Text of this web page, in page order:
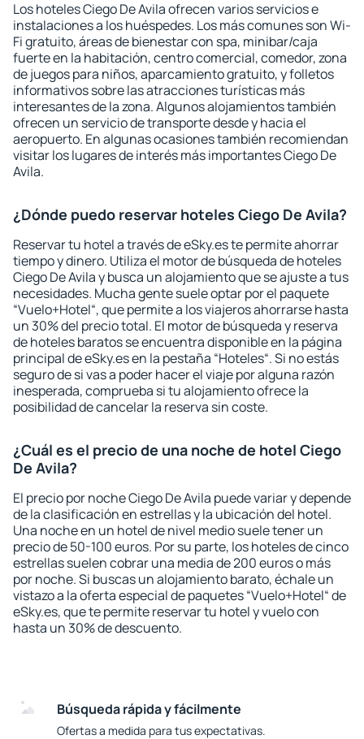
Los hoteles Ciego De Avila ofrecen varios servicios e
instalaciones a los huéspedes. Los más comunes son Wi-
Fi gratuito, áreas de bienestar con spa, minibar/caja
fuerte en la habitación, centro comercial, comedor, zona
de juegos para niños, aparcamiento gratuito, y folletos
informativos sobre las atracciones turísticas más
interesantes de la zona. Algunos alojamientos también
ofrecen un servicio de transporte desde y hacia el
aeropuerto. En algunas ocasiones también recomiendan
visitar los lugares de interés más importantes Ciego De
Avila.
¿Dónde puedo reservar hoteles Ciego De Avila?
Reservar tu hotel a través de eSky.es te permite ahorrar
tiempo y dinero. Utiliza el motor de búsqueda de hoteles
Ciego De Avila y busca un alojamiento que se ajuste a tus
necesidades. Mucha gente suele optar por el paquete
“Vuelo+Hotel“, que permite a los viajeros ahorrarse hasta
un 30% del precio total. El motor de búsqueda y reserva
de hoteles baratos se encuentra disponible en la página
principal de eSky.es en la pestaña “Hoteles“. Si no estás
seguro de si vas a poder hacer el viaje por alguna razón
inesperada, comprueba si tu alojamiento ofrece la
posibilidad de cancelar la reserva sin coste.
¿Cuál es el precio de una noche de hotel Ciego
De Avila?
El precio por noche Ciego De Avila puede variar y depende
de la clasificación en estrellas y la ubicación del hotel.
Una noche en un hotel de nivel medio suele tener un
precio de 50-100 euros. Por su parte, los hoteles de cinco
estrellas suelen cobrar una media de 200 euros o más
por noche. Si buscas un alojamiento barato, échale un
vistazo a la oferta especial de paquetes “Vuelo+Hotel“ de
eSky.es, que te permite reservar tu hotel y vuelo con
hasta un 30% de descuento.
Búsqueda rápida y fácilmente
Ofertas a medida para tus expectativas.